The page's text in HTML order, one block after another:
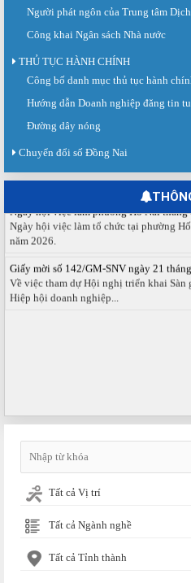
Người phát ngôn của Trung tâm
Công khai Ngân sách Nhà nước
THỦ TỤC HÀNH CHÍNH
Công bố danh mục thủ tục hành
Hướng dẫn Doanh nghiệp đăng tin
Đường dây nóng
Chuyển đổi số Đồng Nai
Sàn giao dịch việc làm lần thứ 08 năm
Sáng ngày 03/8/2026, Trung tâm Dịch
Báo cáo số 141/BC-TTDVVL của
Báo cáo kết quả tổ chức Sàn giao dịch
tháng 08 năm 2026.
Ngày hội việc làm phường Hố Nai tháng
Ngày hội việc làm tổ chức tại phường
năm 2026.
Về việc tham dự Hội nghị triển khai Sàn
Hiệp hội doanh nghiệp...
Tất cả Vị trí
Tất cả Ngành nghề
Tất cả Tỉnh thành